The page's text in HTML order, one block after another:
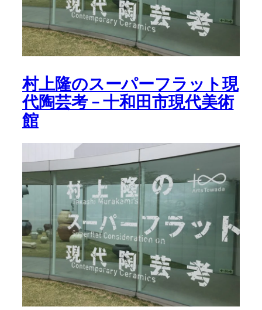
村上隆のスーパーフラット現
代陶芸考 – 十和田市現代美術
館